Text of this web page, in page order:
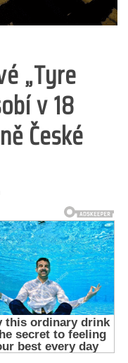
„Tyre
v 18
České